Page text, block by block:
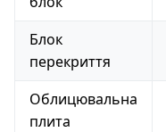
Блок
перекриття
Облицювальна
плита